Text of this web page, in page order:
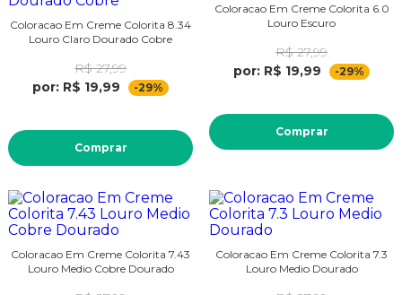
Coloracao Em Creme Colorita 8.34
Louro Claro Dourado Cobre
R$ 27,99
por: R$ 19,99
-29%
Comprar
Coloracao Em Creme Colorita 6.0
Louro Escuro
R$ 27,99
por: R$ 19,99
-29%
Comprar
Coloracao Em Creme Colorita 7.43
Louro Medio Cobre Dourado
Coloracao Em Creme Colorita 7.3
Louro Medio Dourado